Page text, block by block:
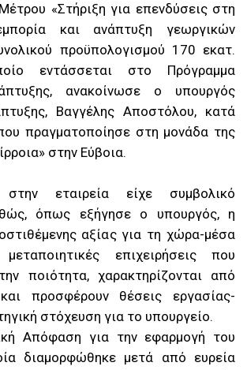
«Στήριξη για επενδύσεις στη
και ανάπτυξη γεωργικών
προϋπολογισμού 170 εκατ.
εντάσσεται στο Πρόγραμμα
ανακοίνωσε ο υπουργός
Βαγγέλης Αποστόλου, κατά
πραγματοποίησε στη μονάδα της
στην Εύβοια.
εταιρεία είχε συμβολικό
όπως εξήγησε ο υπουργός, η
αξίας για τη χώρα-μέσα
επιχειρήσεις που
ποιότητα, χαρακτηρίζονται από
προσφέρουν θέσεις εργασίας-
στόχευση για το υπουργείο.
Απόφαση για την εφαρμογή του
διαμορφώθηκε μετά από ευρεία